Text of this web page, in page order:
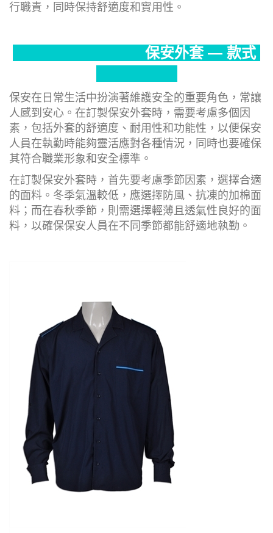
行職責，同時保持舒適度和實用性。
保安外套 — 款式
保安在日常生活中扮演著維護安全的重要角色，常讓
人感到安心。在訂製保安外套時，需要考慮多個因
素，包括外套的舒適度、耐用性和功能性，以便保安
人員在執勤時能夠靈活應對各種情況，同時也要確保
其符合職業形象和安全標準。
在訂製保安外套時，首先要考慮季節因素，選擇合適
的面料。冬季氣溫較低，應選擇防風、抗凍的加棉面
料；而在春秋季節，則需選擇輕薄且透氣性良好的面
料，以確保保安人員在不同季節都能舒適地執勤。